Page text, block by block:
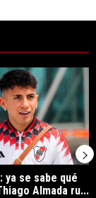
se va de
tendencia con el
ya se sabe qué
Almada ru...